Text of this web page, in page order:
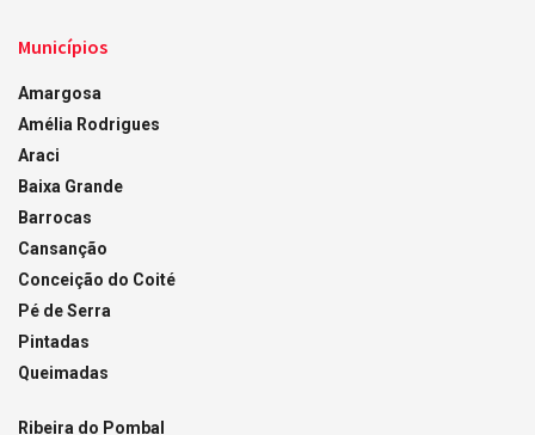
Municípios
Amargosa
Amélia Rodrigues
Araci
Baixa Grande
Barrocas
Cansanção
Conceição do Coité
Pé de Serra
Pintadas
Queimadas
Ribeira do Pombal